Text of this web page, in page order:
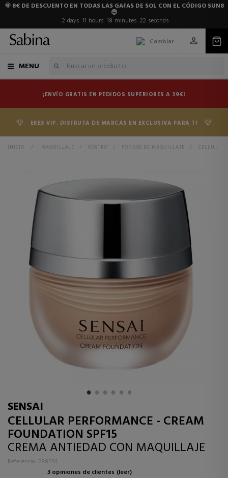
🌞 8€ DE DESCUENTO EN TODAS LAS GAFAS DE SOL CON EL CÓDIGO SUN8
😎
2 days 11 hours 18 minutes 22 seconds
Cambiar
MENU
¡ENVÍO GRATIS EN PEDIDOS SUPERIORES A 39€!
ERES VIP. DISFRUTA DE MARCAS EN EXCLUSIVA PARA TI
INICIO > MAQUILLAJE > ROSTRO > FONDOS DE MAQUILLAJE > CELLULAR PERFORMANCE - CREAM FOUNDATION SPF15 CREMA ANTIEDAD CON MAQUILLAJE
SENSAI
CELLULAR PERFORMANCE - CREAM
FOUNDATION SPF15
CREMA ANTIEDAD CON MAQUILLAJE
Referencia: 288554
3 opiniones de clientes (leer)